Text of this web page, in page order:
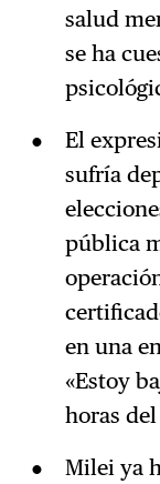
salud
se ha
El
sufría
pública
en una
«Estoy
horas
Milei ya